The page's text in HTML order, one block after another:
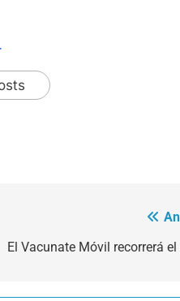
El Vacunate Móvil recorrerá el